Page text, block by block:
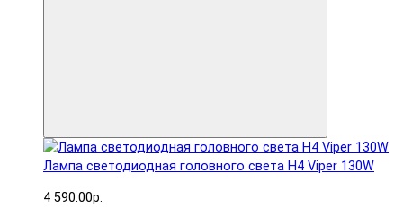
Лампа светодиодная головного света H4 Viper 130W
4 590.00р.